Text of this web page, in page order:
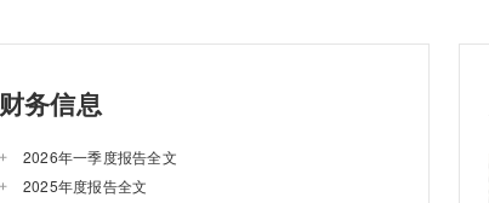
财务信息
2026年一季度报告全文
2025年度报告全文